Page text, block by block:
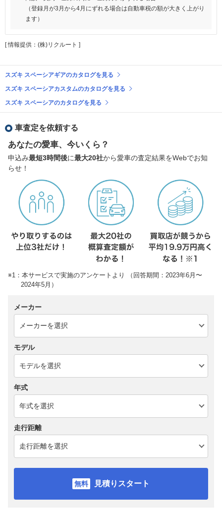
（登録月が3月から4月にずれる場合は自動車税の額が大きく上がり
ます）
[ 情報提供：(株)リクルート ]
スズキ スペーシアギアのカタログを見る
スズキ スペーシアカスタムのカタログを見る
スズキ スペーシアのカタログを見る
車査定を依頼する
あなたの愛車、今いくら？
申込み最短3時間後に最大20社から愛車の査定結果をWebでお知
らせ！
※1：本サービスで実施のアンケートより （回答期間：2023年6月〜
2024年5月）
メーカー
モデル
年式
走行距離
見積りスタート